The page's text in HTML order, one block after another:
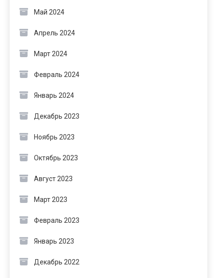
Май 2024
Апрель 2024
Март 2024
Февраль 2024
Январь 2024
Декабрь 2023
Ноябрь 2023
Октябрь 2023
Август 2023
Март 2023
Февраль 2023
Январь 2023
Декабрь 2022